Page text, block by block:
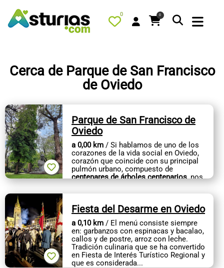
0 0
PORTADA
QUÉ HACER
ALOJAMIENTOS
RESTAURANTES
TURISMO ACTIVO
TIENDA
AGENDA
OFERTAS
CONTACTO
Cerca de Parque de San Francisco
de Oviedo
Parque de San Francisco de
Oviedo
a 0,00 km / Si hablamos de uno de los
corazones de la vida social en Oviedo,
corazón que coincide con su principal
pulmón urbano, compuesto de
centenares de árboles centenarios, nos
Fiesta del Desarme en Oviedo
a 0,10 km / El menú consiste siempre
en: garbanzos con espinacas y bacalao,
callos y de postre, arroz con leche.
Tradición culinaria que se ha convertido
en Fiesta de Interés Turístico Regional y
que es considerada...